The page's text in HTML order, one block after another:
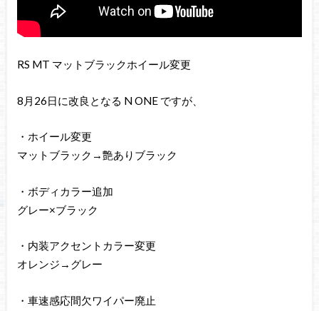
RS MT マットブラックホイール変更
8月26日に改良となる N ONE ですが、
・ホイール変更
マットブラック→艶ありブラック
・ボディカラー追加
グレー×ブラック
・内装アクセントカラー変更
オレンジ→グレー
・車速感応間欠ワイパー廃止